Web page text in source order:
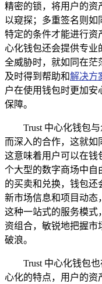
精密的锁，将用户的资
以窥探；多重签名则如
特定的条件才能进行资
心化钱包还会提供专业
全威胁时，就如同在茫
及时得到帮助和解决方
户在使用钱包时更加
保障。
Trust 中心化钱包
而深入的合作，这就如
这意味着用户可以在钱
个大型的数字商场中自
的买卖和兑换，钱包还
新市场信息和项目动态
这种一站式的服务模式
资组合，敏锐地把握
破浪。
Trust 中心化钱包
心化的特点，用户的资